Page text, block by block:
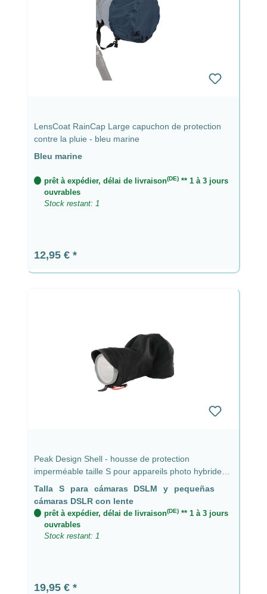
LensCoat RainCap Large capuchon de protection
contre la pluie - bleu marine
Bleu marine
prêt à expédier, délai de livraison(DE)** 1 à 3 jours
ouvrables
Stock restant: 1
Prix régulier :
12,95 €
Peak Design Shell - housse de protection
imperméable taille S pour appareils photo hybrides
et petits reflex avec objectif jusqu'à 9 cm
Talla S para cámaras DSLM y pequeñas
cámaras DSLR con lente
prêt à expédier, délai de livraison(DE)** 1 à 3 jours
ouvrables
Stock restant: 1
Prix régulier :
19,95 €